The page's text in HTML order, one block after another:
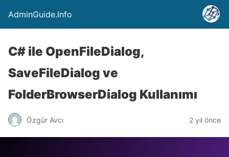
AdminGuide.Info
C# ile OpenFileDialog,
SaveFileDialog ve
FolderBrowserDialog Kullanımı
Özgür Avcı 2 yıl önce